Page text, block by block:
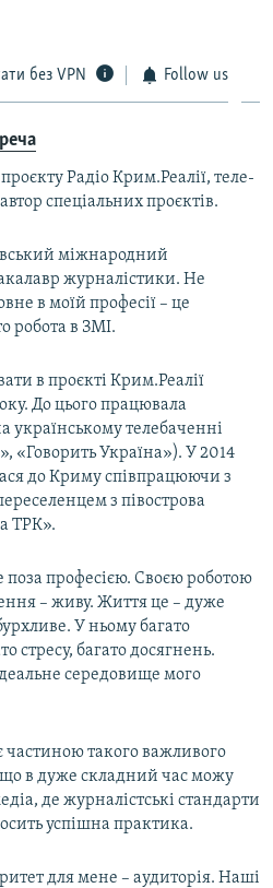
без VPN Follow us
Радіо Крим.Реалії, теле-
спеціальних проєктів.
міжнародний
журналістики. Не
в моїй професії – це
робота в ЗМІ.
в проєкті Крим.Реалії
До цього працювала
українському телебаченні
«Говорить Україна»). У 2014
до Криму співпрацюючи з
з півострова
ТРК».
поза професією. Своєю роботою
– живу. Життя це – дуже
У ньому багато
стресу, багато досягнень.
середовище мого
такого важливого
що в дуже складний час можу
де журналістські стандарти
успішна практика.
для мене – аудиторія. Наші